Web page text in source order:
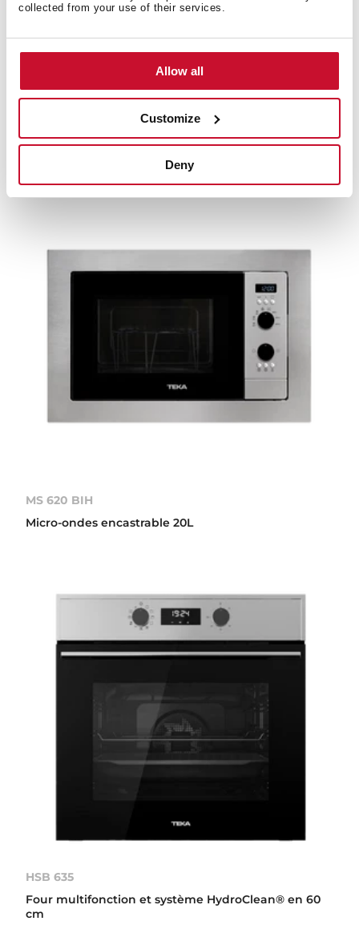
collected from your use of their services.
Allow all
Customize
Deny
tactile
MS 620 BIH
Micro-ondes encastrable 20L
HSB 635
Four multifonction et système HydroClean® en 60
cm